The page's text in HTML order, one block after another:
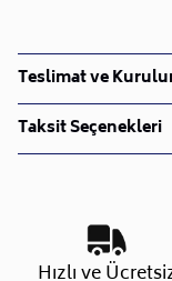
Teslimat ve
Teslimat ve
• Siparişlerinizi
Kargo
destekleyerek,
Taksit Seçenekleri
Taksit Sayısı
Hızlı ve